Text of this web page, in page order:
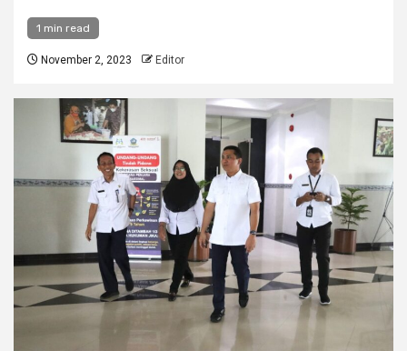
1 min read
November 2, 2023 Editor